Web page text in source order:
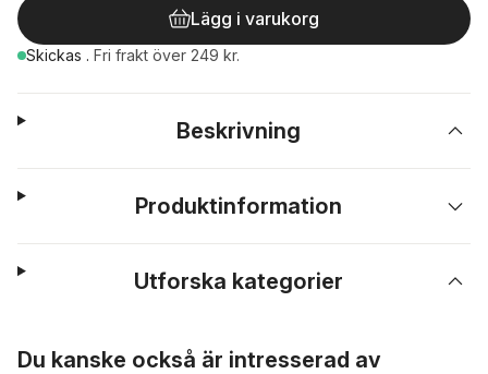
Lägg i varukorg
Skickas . Fri frakt över 249 kr.
Beskrivning
Produktinformation
Utforska kategorier
Du kanske också är intresserad av